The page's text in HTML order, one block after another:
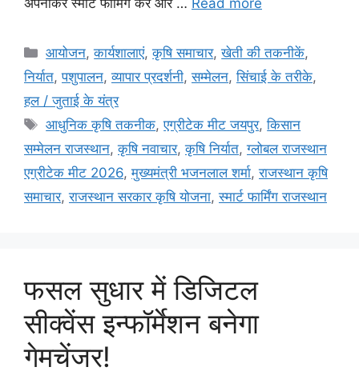
आयोजन,कार्यशालाएं,कृषि समाचार,खेती की तकनीकें,
निर्यात,पशुपालन,व्यापार प्रदर्शनी,सम्मेलन,सिंचाई के तरीके,
हल / जुताई के यंत्र
आधुनिक कृषि तकनीक,एग्रीटेक मीट जयपुर,किसान
सम्मेलन राजस्थान,कृषि नवाचार,कृषि निर्यात,ग्लोबल राजस्थान
एग्रीटेक मीट 2026,मुख्यमंत्री भजनलाल शर्मा,राजस्थान कृषि
समाचार,राजस्थान सरकार कृषि योजना,स्मार्ट फार्मिंग राजस्थान
फसल सुधार में डिजिटल
सीक्वेंस इन्फॉर्मेशन बनेगा
गेमचेंजर!